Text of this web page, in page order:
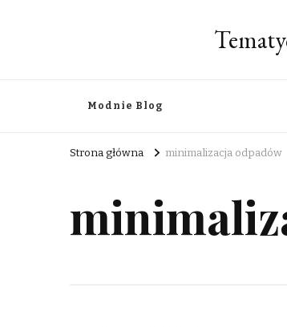
Modnie Blog
Strona główna minimalizacja odpadów